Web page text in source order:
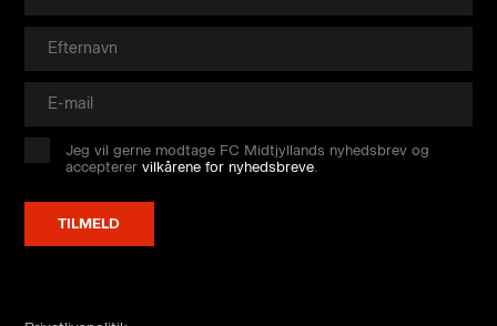
Jeg vil gerne modtage FC Midtjyllands nyhedsbrev og
accepterervilkårene for nyhedsbreve.